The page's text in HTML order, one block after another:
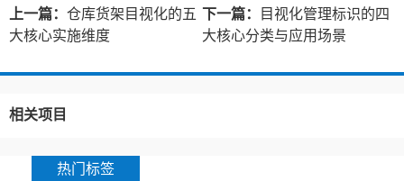
上一篇： 仓库货架目视化的五
大核心实施维度
下一篇：
目视化管理标识的四
大核心分类与应用场景
相关项目
热门标签